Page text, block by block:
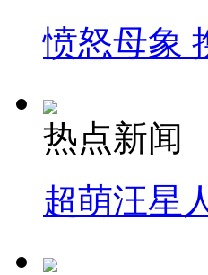
愤怒母象
热点新闻
超萌汪星